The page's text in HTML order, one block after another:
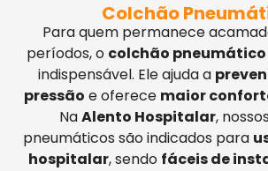
Colchão
Para quem permanece
períodos, o colchão pneumático
indispensável. Ele ajuda a
pressão e oferece maior
NaAlento Hospitalar,
pneumáticos são indicados para
hospitalar, sendo fáceis de